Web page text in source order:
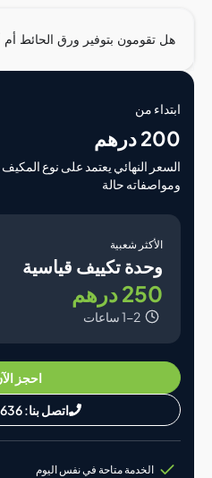
بتوفير ورق الحائط أم أحتاج
النهائي يعتمد على نوع المكيف وحجمه
حالة
الأكثر شعبية
وحدة تكييف قياسية
اتصل بنا: 97145689636
الخدمة متاحة في نفس اليوم